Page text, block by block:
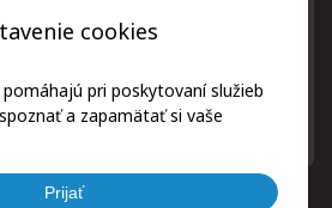
cookies
pri poskytovaní služieb
a zapamätať si vaše
Prijať
budeme spracovávať len za týmto
legislatívou a zásadami ochrany
potvrdíte kliknutím na odkaz, ktorý
kliknutím na odkaz z ktoréhokoľvek